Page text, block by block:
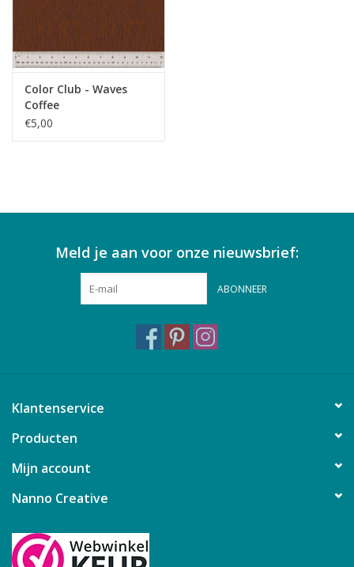
Color Club - Waves
Coffee
€5,00
Meld je aan voor onze nieuwsbrief:
ABONNEER
Klantenservice
Producten
Mijn account
Nanno Creative